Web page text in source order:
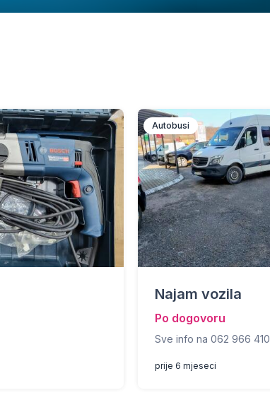
Autobusi
Najam vozila
Po dogovoru
Sve info na 062 966 410
prije 6 mjeseci